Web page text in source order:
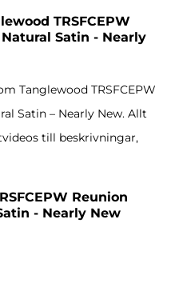
TRSFCEPW
Satin - Nearly
Tanglewood TRSFCEPW
Satin – Nearly New. Allt
till beskrivningar,
Reunion
- Nearly New